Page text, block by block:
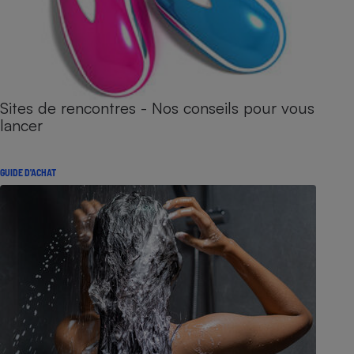
Sites de rencontres - Nos conseils pour vous
lancer
GUIDE D'ACHAT